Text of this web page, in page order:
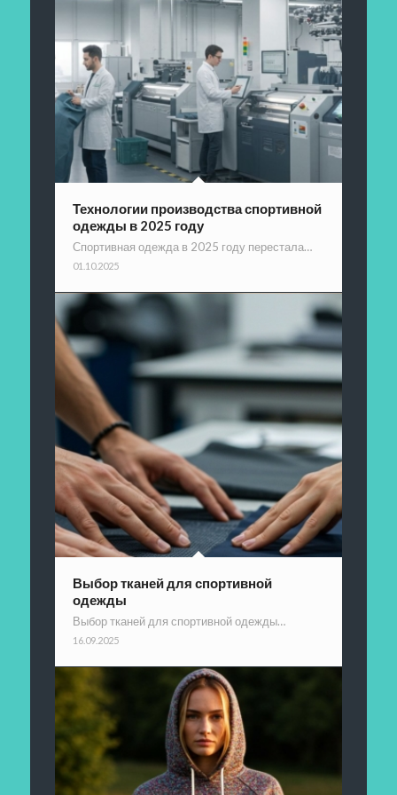
Технологии производства спортивной
одежды в 2025 году
Спортивная одежда в 2025 году перестала…
01.10.2025
Выбор тканей для спортивной
одежды
Выбор тканей для спортивной одежды…
16.09.2025